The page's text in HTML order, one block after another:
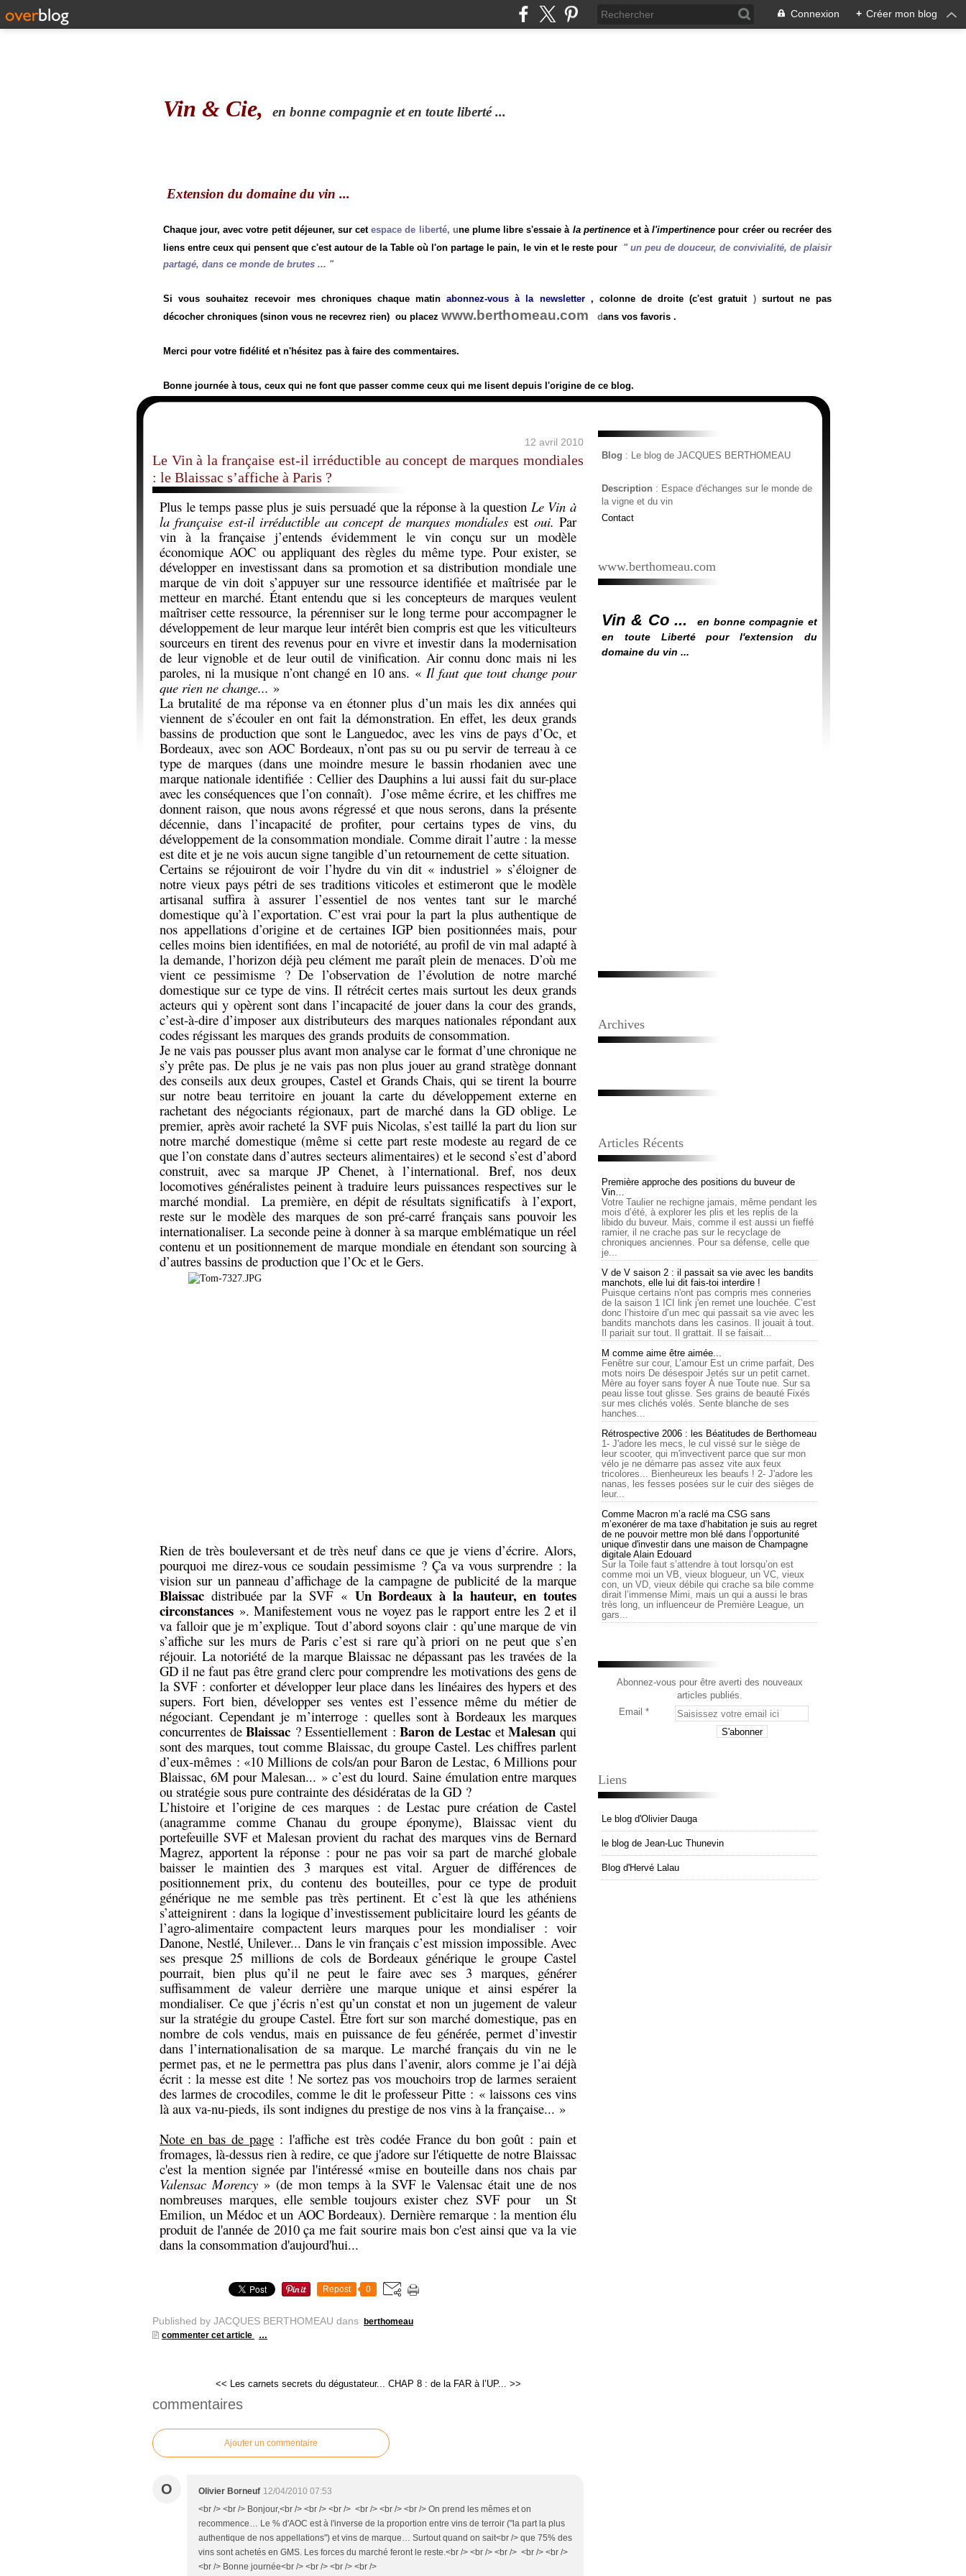
Connexion + Créer mon blog
Vin & Cie, en bonne compagnie et en toute liberté ...
Extension du domaine du vin ...
Chaque jour, avec votre petit déjeuner, sur cetespace de liberté, une plume libre s'essaie à la pertinenceet àl'impertinence pour créer ou recréer des
liens entre ceux qui pensent que c'est autour de la Table où l'on partage le pain, le vin et le reste pour "un peu de douceur, de convivialité, de plaisir
partagé, dans ce monde de brutes ... "
Si vous souhaitez recevoir mes chroniques chaque matinabonnez-vous à la newsletter, colonne de droite (c'est gratuit) surtout ne pas
décocher chroniques (sinon vous ne recevrez rien) ou placez www.berthomeau.com dans vos favoris .
Merci pour votre fidélité et n'hésitez pas à faire des commentaires.
Bonne journée à tous, ceux qui ne font que passer comme ceux qui me lisent depuis l'origine de ce blog.
12 avril 2010
Le Vin à la française est-il irréductible au concept de marques mondiales
: le Blaissac s’affiche à Paris ?
Plus le temps passe plus je suis persuadé que la réponse à la question Le Vin à
la française est-il irréductible au concept de marques mondialesest oui. Par
vin à la française j’entends évidemment le vin conçu sur un modèle
économique AOC ou appliquant des règles du même type. Pour exister, se
développer en investissant dans sa promotion et sa distribution mondiale une
marque de vin doit s’appuyer sur une ressource identifiée et maîtrisée par le
metteur en marché. Étant entendu que si les concepteurs de marques veulent
maîtriser cette ressource, la pérenniser sur le long terme pour accompagner le
développement de leur marque leur intérêt bien compris est que les viticulteurs
sourceurs en tirent des revenus pour en vivre et investir dans la modernisation
de leur vignoble et de leur outil de vinification. Air connu donc mais ni les
paroles, ni la musique n’ont changé en 10 ans. « Il faut que tout change pour
que rien ne change... »
La brutalité de ma réponse va en étonner plus d’un mais les dix années qui
viennent de s’écouler en ont fait la démonstration. En effet, les deux grands
bassins de production que sont le Languedoc, avec les vins de pays d’Oc, et
Bordeaux, avec son AOC Bordeaux, n’ont pas su ou pu servir de terreau à ce
type de marques (dans une moindre mesure le bassin rhodanien avec une
marque nationale identifiée : Cellier des Dauphins a lui aussi fait du sur-place
avec les conséquences que l’on connaît). J’ose même écrire, et les chiffres me
donnent raison, que nous avons régressé et que nous serons, dans la présente
décennie, dans l’incapacité de profiter, pour certains types de vins, du
développement de la consommation mondiale. Comme dirait l’autre : la messe
est dite et je ne vois aucun signe tangible d’un retournement de cette situation.
Certains se réjouiront de voir l’hydre du vin dit « industriel » s’éloigner de
notre vieux pays pétri de ses traditions viticoles et estimeront que le modèle
artisanal suffira à assurer l’essentiel de nos ventes tant sur le marché
domestique qu’à l’exportation. C’est vrai pour la part la plus authentique de
nos appellations d’origine et de certaines IGP bien positionnées mais, pour
celles moins bien identifiées, en mal de notoriété, au profil de vin mal adapté à
la demande, l’horizon déjà peu clément me paraît plein de menaces. D’où me
vient ce pessimisme ? De l’observation de l’évolution de notre marché
domestique sur ce type de vins. Il rétrécit certes mais surtout les deux grands
acteurs qui y opèrent sont dans l’incapacité de jouer dans la cour des grands,
c’est-à-dire d’imposer aux distributeurs des marques nationales répondant aux
codes régissant les marques des grands produits de consommation.
Je ne vais pas pousser plus avant mon analyse car le format d’une chronique ne
s’y prête pas. De plus je ne vais pas non plus jouer au grand stratège donnant
des conseils aux deux groupes, Castel et Grands Chais, qui se tirent la bourre
sur notre beau territoire en jouant la carte du développement externe en
rachetant des négociants régionaux, part de marché dans la GD oblige. Le
premier, après avoir racheté la SVF puis Nicolas, s’est taillé la part du lion sur
notre marché domestique (même si cette part reste modeste au regard de ce
que l’on constate dans d’autres secteurs alimentaires) et le second s’est d’abord
construit, avec sa marque JP Chenet, à l’international. Bref, nos deux
locomotives généralistes peinent à traduire leurs puissances respectives sur le
marché mondial.
La première, en dépit de résultats significatifs
à l’export,
reste sur le modèle des marques de son pré-carré français sans pouvoir les
internationaliser. La seconde peine à donner à sa marque emblématique un réel
contenu et un positionnement de marque mondiale en étendant son sourcing à
d’autres bassins de production que l’Oc et le Gers.
Rien de très bouleversant et de très neuf dans ce que je viens d’écrire. Alors,
pourquoi me direz-vous ce soudain pessimisme ? Ça va vous surprendre : la
vision sur un panneau d’affichage de la campagne de publicité de la marque
Blaissac distribuée par la SVF « Un Bordeaux à la hauteur, en toutes
circonstances ». Manifestement vous ne voyez pas le rapport entre les 2 et il
va falloir que je m’explique. Tout d’abord soyons clair : qu’une marque de vin
s’affiche sur les murs de Paris c’est si rare qu’à priori on ne peut que s’en
réjouir. La notoriété de la marque Blaissac ne dépassant pas les travées de la
GD il ne faut pas être grand clerc pour comprendre les motivations des gens de
la SVF : conforter et développer leur place dans les linéaires des hypers et des
supers. Fort bien, développer ses ventes est l’essence même du métier de
négociant. Cependant je m’interroge : quelles sont à Bordeaux les marques
concurrentes deBlaissac ? Essentiellement :Baron de Lestac etMalesan qui
sont des marques, tout comme Blaissac, du groupe Castel. Les chiffres parlent
d’eux-mêmes : «10 Millions de cols/an pour Baron de Lestac, 6 Millions pour
Blaissac, 6M pour Malesan... » c’est du lourd. Saine émulation entre marques
ou stratégie sous pure contrainte des désidératas de la GD ?
L’histoire et l’origine de ces marques : de Lestac pure création de Castel
(anagramme comme Chanau du groupe éponyme), Blaissac vient du
portefeuille SVF et Malesan provient du rachat des marques vins de Bernard
Magrez, apportent la réponse : pour ne pas voir sa part de marché globale
baisser le maintien des 3 marques est vital. Arguer de différences de
positionnement prix, du contenu des bouteilles, pour ce type de produit
générique ne me semble pas très pertinent. Et c’est là que les athéniens
s’atteignirent : dans la logique d’investissement publicitaire lourd les géants de
l’agro-alimentaire compactent leurs marques pour les mondialiser : voir
Danone, Nestlé, Unilever... Dans le vin français c’est mission impossible. Avec
ses presque 25 millions de cols de Bordeaux générique le groupe Castel
pourrait, bien plus qu’il ne peut le faire avec ses 3 marques, générer
suffisamment de valeur derrière une marque unique et ainsi espérer la
mondialiser. Ce que j’écris n’est qu’un constat et non un jugement de valeur
sur la stratégie du groupe Castel. Être fort sur son marché domestique, pas en
nombre de cols vendus, mais en puissance de feu générée, permet d’investir
dans l’internationalisation de sa marque. Le marché français du vin ne le
permet pas, et ne le permettra pas plus dans l’avenir, alors comme je l’ai déjà
écrit : la messe est dite ! Ne sortez pas vos mouchoirs trop de larmes seraient
des larmes de crocodiles, comme le dit le professeur Pitte : « laissons ces vins
là aux va-nu-pieds, ils sont indignes du prestige de nos vins à la française... »
Note en bas de page : l'affiche est très codée France du bon goût : pain et
fromages, là-dessus rien à redire, ce que j'adore sur l'étiquette de notre Blaissac
c'est la mention signée par l'intéressé «mise en bouteille dans nos chais par
Valensac Morency » (de mon temps à la SVF le Valensac était une de nos
nombreuses marques, elle semble toujours exister chez SVF pour un St
Emilion, un Médoc et un AOC Bordeaux). Dernière remarque : la mention élu
produit de l'année de 2010 ça me fait sourire mais bon c'est ainsi que va la vie
dans la consommation d'aujourd'hui...
Repost 0
Published by JACQUES BERTHOMEAU dans
berthomeau
commenter cet article
…
<< Les carnets secrets du dégustateur... CHAP 8 : de la FAR à l’UP... >>
commentaires
Ajouter un commentaire
O Olivier Borneuf 12/04/2010 07:53
<br /> <br /> Bonjour,<br /> <br /> <br /> <br /> <br /> <br /> On prend les mêmes et on
recommence… Le % d'AOC est à l'inverse de la proportion entre vins de terroir ("la part la plus
authentique de nos appellations") et vins de marque… Surtout quand on sait<br /> que 75% des
vins sont achetés en GMS. Les forces du marché feront le reste.<br /> <br /> <br /> <br /> <br />
<br /> Bonne journée<br /> <br /> <br /> <br />
Blog : Le blog de JACQUES BERTHOMEAU
Description : Espace d'échanges sur le monde de
la vigne et du vin
Contact
www.berthomeau.com
Vin & Co ...
en bonne compagnie et
en toute Liberté pour l'extension du
domaine du vin ...
Archives
Articles Récents
Première approche des positions du buveur de
Vin…
Votre Taulier ne rechigne jamais, même pendant les
mois d’été, à explorer les plis et les replis de la
libido du buveur. Mais, comme il est aussi un fieffé
ramier, il ne crache pas sur le recyclage de
chroniques anciennes. Pour sa défense, celle que
je...
V de V saison 2 : il passait sa vie avec les bandits
manchots, elle lui dit fais-toi interdire !
Puisque certains n'ont pas compris mes conneries
de la saison 1 ICI link j'en remet une louchée. C’est
donc l’histoire d’un mec qui passait sa vie avec les
bandits manchots dans les casinos. Il jouait à tout.
Il pariait sur tout. Il grattait. Il se faisait...
M comme aime être aimée...
Fenêtre sur cour, L’amour Est un crime parfait, Des
mots noirs De désespoir Jetés sur un petit carnet.
Mère au foyer sans foyer À nue Toute nue. Sur sa
peau lisse tout glisse. Ses grains de beauté Fixés
sur mes clichés volés. Sente blanche de ses
hanches...
Rétrospective 2006 : les Béatitudes de Berthomeau
1- J'adore les mecs, le cul vissé sur le siège de
leur scooter, qui m'invectivent parce que sur mon
vélo je ne démarre pas assez vite aux feux
tricolores... Bienheureux les beaufs ! 2- J'adore les
nanas, les fesses posées sur le cuir des sièges de
leur...
Comme Macron m’a raclé ma CSG sans
m’exonérer de ma taxe d’habitation je suis au regret
de ne pouvoir mettre mon blé dans l’opportunité
unique d'investir dans une maison de Champagne
digitale Alain Edouard
Sur la Toile faut s’attendre à tout lorsqu’on est
comme moi un VB, vieux blogueur, un VC, vieux
con, un VD, vieux débile qui crache sa bile comme
dirait l’immense Mimi, mais un qui a aussi le bras
très long, un influenceur de Première League, un
gars...
Abonnez-vous pour être averti des nouveaux
articles publiés.
Email
Liens
Le blog d'Olivier Dauga
le blog de Jean-Luc Thunevin
Blog d'Hervé Lalau